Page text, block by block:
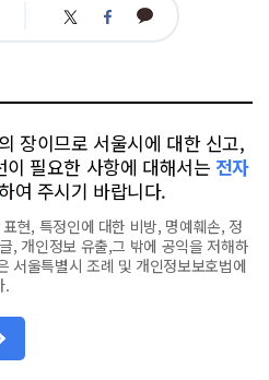
트 페 카
장이므로 서울시에 대한 신고,
필요한 사항에 대해서는 전자
여 주시기 바랍니다.
현, 특정인에 대한 비방, 명예훼손, 정
, 개인정보 유출,그 밖에 공익을 저해하
서울특별시 조례 및 개인정보보호법에
.